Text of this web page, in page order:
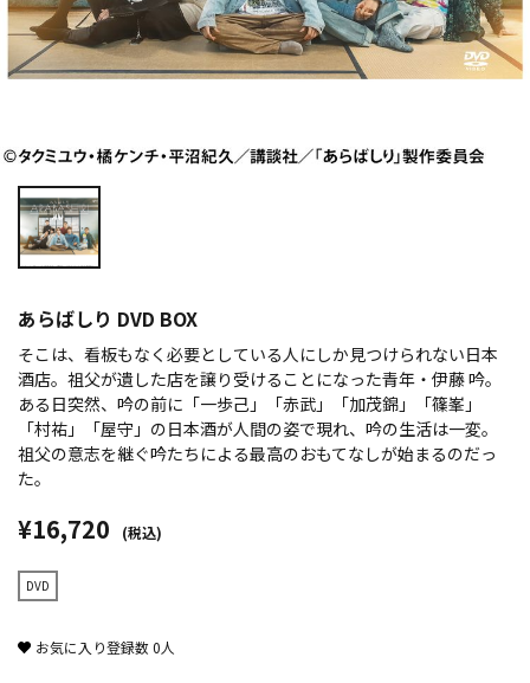
あらばしり DVD BOX
そこは、看板もなく必要としている人にしか見つけられない日本
酒店。祖父が遺した店を譲り受けることになった青年・伊藤 吟。
ある日突然、吟の前に「一歩己」「赤武」「加茂錦」「篠峯」
「村祐」「屋守」の日本酒が人間の姿で現れ、吟の生活は一変。
祖父の意志を継ぐ吟たちによる最高のおもてなしが始まるのだっ
た。
¥16,720 (税込)
DVD
お気に入り登録数0人